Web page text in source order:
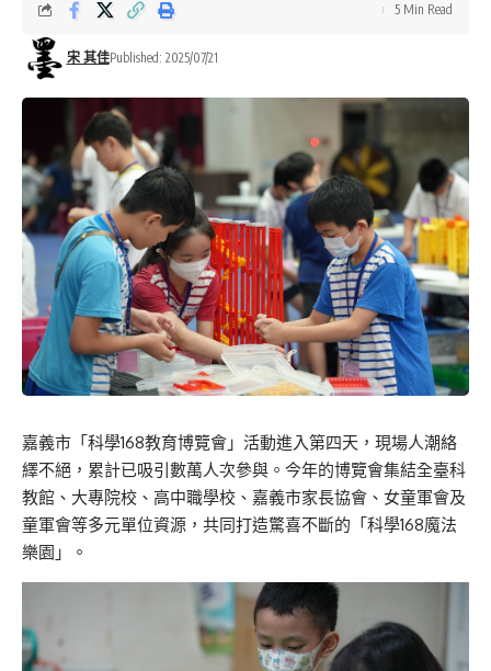
宋 其佳Published: 2025/07/21
5 Min Read
嘉義市「科學168教育博覽會」活動進入第四天，現場人潮絡
繹不絕，累計已吸引數萬人次參與。今年的博覽會集結全臺科
教館、大專院校、高中職學校、嘉義市家長協會、女童軍會及
童軍會等多元單位資源，共同打造驚喜不斷的「科學168魔法
樂園」。